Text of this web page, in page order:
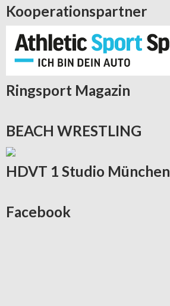
Kooperationspartner
Ringsport Magazin
BEACH WRESTLING
HDVT 1 Studio München
Facebook